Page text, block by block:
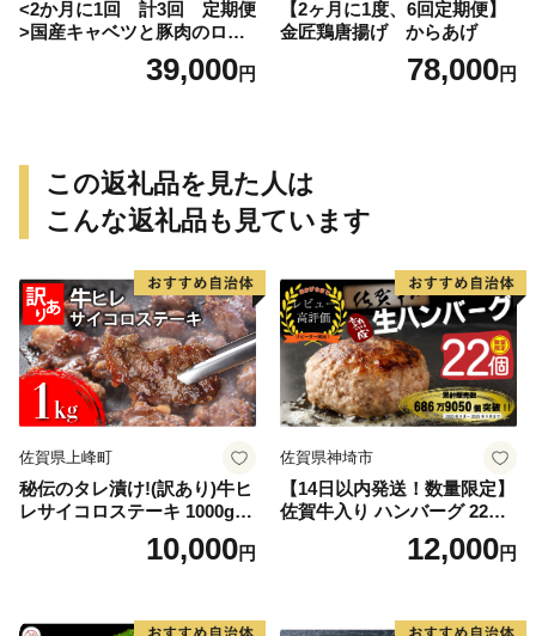
<2か月に1回 計3回 定期便
>国産キャベツと豚肉のロー
ルキャベツ（4P入り）
39,000円
【2ヶ月に1度、6回定期便】
金匠鶏唐揚げ からあげ
78,000円
この返礼品を見た人は
こんな返礼品も見ています
佐賀県上峰町
秘伝のタレ漬け!(訳あり)牛ヒ
レサイコロステーキ 1000g
10,000円
佐賀県神埼市
【14日以内発送！数量限定】
佐賀牛入り ハンバーグ 22個
2.6kg(120g×22個)【佐賀牛
黒毛和牛 ブランド牛 九州 ハ
気】(H083106)
12,000円